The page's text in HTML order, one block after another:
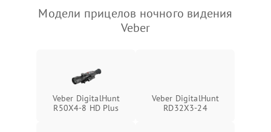
перенапряжения
Неисправность системы
Модели прицелов ночного видения
Veber
Veber DigitalHunt
R50X4-8 HD Plus
Veber DigitalHunt
RD32X3-24